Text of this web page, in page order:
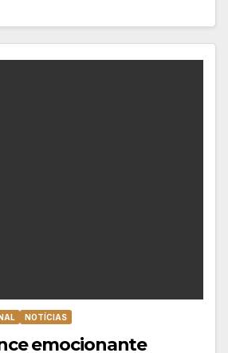
NOTÍCIAS
emocionante